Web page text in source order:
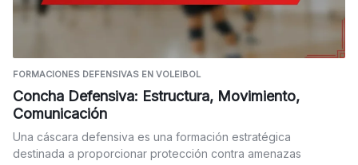
FORMACIONES DEFENSIVAS EN VOLEIBOL
Concha Defensiva: Estructura, Movimiento,
Comunicación
Una cáscara defensiva es una formación estratégica
destinada a proporcionar protección contra amenazas